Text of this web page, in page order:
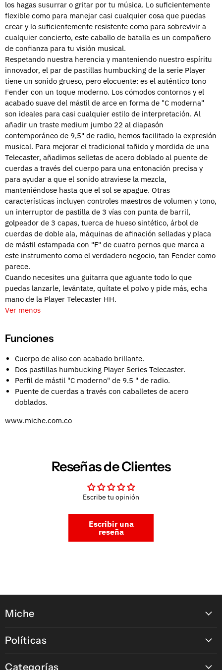
los hagas susurrar o gritar por tu música. Lo suficientemente
flexible como para manejar casi cualquier cosa que puedas
crear y lo suficientemente resistente como para sobrevivir a
cualquier concierto, este caballo de batalla es un compañero
de confianza para tu visión musical.
Respetando nuestra herencia y manteniendo nuestro espíritu
innovador, el par de pastillas humbucking de la serie Player
tiene un sonido grueso, pero elocuente: es el auténtico tono
Fender con un toque moderno. Los cómodos contornos y el
acabado suave del mástil de arce en forma de "C moderna"
son ideales para casi cualquier estilo de interpretación. Al
añadir un traste medium jumbo 22 al diapasón
contemporáneo de 9,5" de radio, hemos facilitado la expresión
musical. Para mejorar el tradicional tañido y mordida de una
Telecaster, añadimos selletas de acero doblado al puente de
cuerdas a través del cuerpo para una entonación precisa y
para ayudar a que el sonido atraviese la mezcla,
manteniéndose hasta que el sol se apague. Otras
características incluyen controles maestros de volumen y tono,
un interruptor de pastilla de 3 vías con punta de barril,
golpeador de 3 capas, tuerca de hueso sintético, árbol de
cuerdas de doble ala, máquinas de afinación selladas y placa
de mástil estampada con "F" de cuatro pernos que marca a
este instrumento como el verdadero negocio, tan Fender como
parece.
Cuando necesites una guitarra que aguante todo lo que
puedas lanzarle, levántate, quítate el polvo y pide más, echa
mano de la Player Telecaster HH.
Ver menos
Funciones
Cuerpo de aliso con acabado brillante.
Dos pastillas humbucking Player Series Telecaster.
Perfil de mástil "C moderno" de 9.5 " de radio.
Puente de cuerdas a través con caballetes de acero
doblados.
www.miche.com.co
Reseñas de Clientes
Escribe tu opinión
Escribir una
reseña
Miche
Nuestras tiendas
Nuestras Marcas
Políticas
Categorías